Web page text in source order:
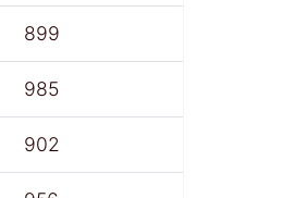
899
985
902